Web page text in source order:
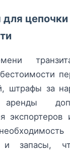
цепочки
штрафы за
экспортеров
и запасы,